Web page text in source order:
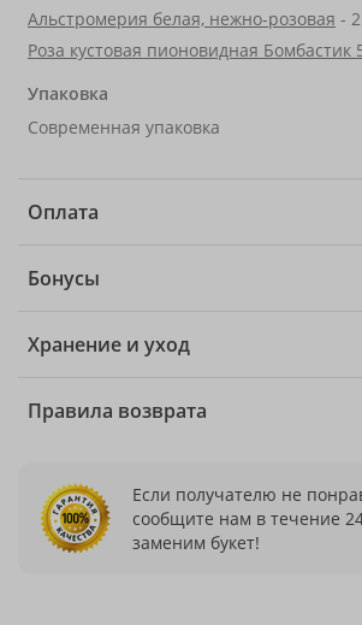
Альстромерия белая, нежно-розовая -
Роза кустовая пионовидная Бомбастик
Упаковка
Современная упаковка
Оплата
Бонусы
Хранение и уход
Правила возврата
Если получателю не
сообщите нам в течение
заменим букет!